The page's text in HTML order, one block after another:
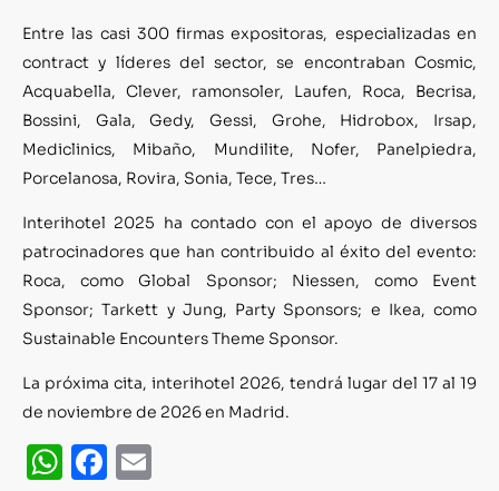
Entre las casi 300 firmas expositoras, especializadas en
contract y líderes del sector, se encontraban Cosmic,
Acquabella, Clever, ramonsoler, Laufen, Roca, Becrisa,
Bossini, Gala, Gedy, Gessi, Grohe, Hidrobox, Irsap,
Mediclinics, Mibaño, Mundilite, Nofer, Panelpiedra,
Porcelanosa, Rovira, Sonia, Tece, Tres…
Interihotel 2025 ha contado con el apoyo de diversos
patrocinadores que han contribuido al éxito del evento:
Roca, como Global Sponsor; Niessen, como Event
Sponsor; Tarkett y Jung, Party Sponsors; e Ikea, como
Sustainable Encounters Theme Sponsor.
La próxima cita, interihotel 2026, tendrá lugar del 17 al 19
de noviembre de 2026 en Madrid.
WhatsApp
Facebook